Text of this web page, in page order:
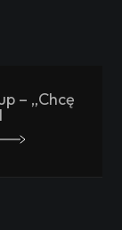
– „Chcę